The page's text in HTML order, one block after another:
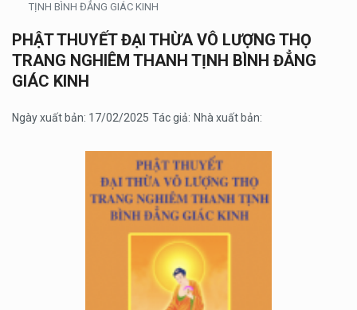
TỊNH BÌNH ĐẲNG GIÁC KINH
PHẬT THUYẾT ĐẠI THỪA VÔ LƯỢNG THỌ
TRANG NGHIÊM THANH TỊNH BÌNH ĐẲNG
GIÁC KINH
Ngày xuất bản: 17/02/2025 Tác giả: Nhà xuất bản: